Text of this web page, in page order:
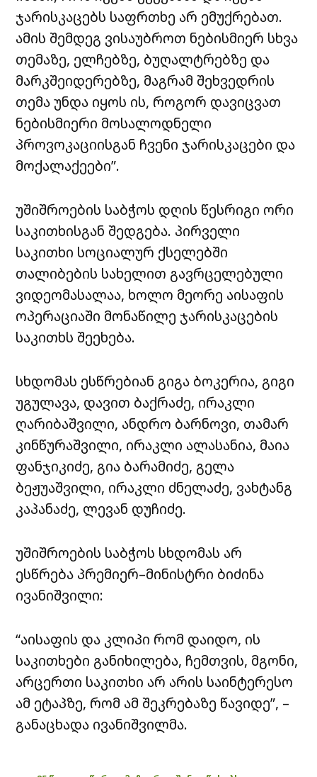
ჯარისკაცებს საფრთხე არ ემუქრებათ.
ამის შემდეგ ვისაუბროთ ნებისმიერ სხვა
თემაზე, ელჩებზე, ბუღალტრებზე და
მარკშეიდერებზე, მაგრამ შეხვედრის
თემა უნდა იყოს ის, როგორ დავიცვათ
ნებისმიერი მოსალოდნელი
პროვოკაციისგან ჩვენი ჯარისკაცები და
მოქალაქეები”.
უშიშროების საბჭოს დღის წესრიგი ორი
საკითხისგან შედგება. პირველი
საკითხი სოციალურ ქსელებში
თალიბების სახელით გავრცელებული
ვიდეომასალაა, ხოლო მეორე აისაფის
ოპერაციაში მონაწილე ჯარისკაცების
საკითხს შეეხება.
სხდომას ესწრებიან გიგა ბოკერია, გიგი
უგულავა, დავით ბაქრაძე, ირაკლი
ღარიბაშვილი, ანდრო ბარნოვი, თამარ
კინწურაშვილი, ირაკლი ალასანია, მაია
ფანჯიკიძე, გია ბარამიძე, გელა
ბეჟუაშვილი, ირაკლი ძნელაძე, ვახტანგ
კაპანაძე, ლევან დუჩიძე.
უშიშროების საბჭოს სხდომას არ
ესწრება პრემიერ–მინისტრი ბიძინა
ივანიშვილი:
“აისაფის და კლიპი რომ დაიდო, ის
საკითხები განიხილება, ჩემთვის, მგონი,
არცერთი საკითხი არ არის საინტერესო
ამ ეტაპზე, რომ ამ შეკრებაზე წავიდე”, –
განაცხადა ივანიშვილმა.